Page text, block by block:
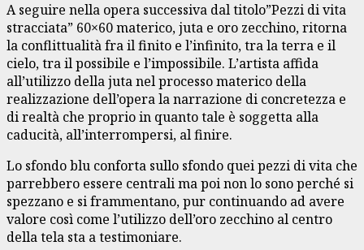
A seguire nella opera successiva dal titolo”Pezzi di vita
stracciata” 60×60 materico, juta e oro zecchino, ritorna
la conflittualità fra il finito e l’infinito, tra la terra e il
cielo, tra il possibile e l’impossibile. L’artista affida
all’utilizzo della juta nel processo materico della
realizzazione dell’opera la narrazione di concretezza e
di realtà che proprio in quanto tale è soggetta alla
caducità, all’interrompersi, al finire.
Lo sfondo blu conforta sullo sfondo quei pezzi di vita che
parrebbero essere centrali ma poi non lo sono perché si
spezzano e si frammentano, pur continuando ad avere
valore così come l’utilizzo dell’oro zecchino al centro
della tela sta a testimoniare.